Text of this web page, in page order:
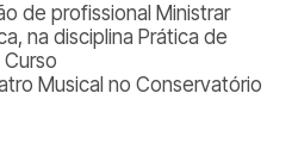
de profissional Ministrar
na disciplina Prática de
Curso
Musical no Conservatório